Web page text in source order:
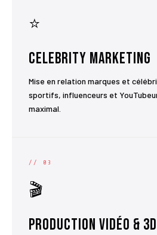
⭐
Celebrity Marketing
Mise en relation marques et
sportifs, influenceurs et
maximal.
// 03
🎬
Production Vidéo & 3D